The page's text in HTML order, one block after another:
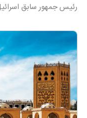
رئیس جمهور سابق